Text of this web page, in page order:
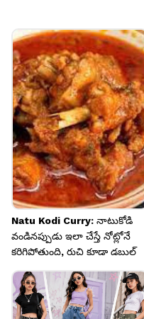
జాలి వర్క్ లాకెట్ తో
నల్లపూసల దండ
గ్రాముల్లో
Image credits: instagram
Natu Kodi Curry: నాటుకోడి
వండినప్పుడు ఇలా చేస్తే నోట్లోనే
కరిగిపోతుంది, రుచి కూడా డబుల్